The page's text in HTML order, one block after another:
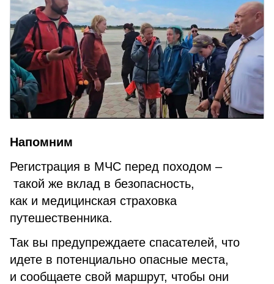
Напомним
Регистрация в МЧС перед походом –
такой же вклад в безопасность,
как и медицинская страховка
путешественника.
Так вы предупреждаете спасателей, что
идете в потенциально опасные места,
и сообщаете свой маршрут, чтобы они